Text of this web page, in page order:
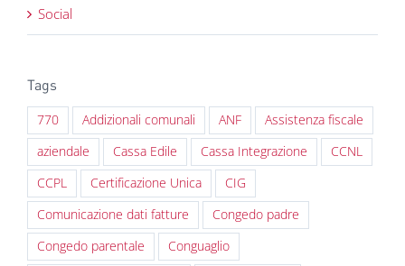
Social
Tags
770 Addizionali comunali ANF
Assistenza fiscale
aziendale
Cassa Edile Cassa Integrazione
CCNL
CCPL
Certificazione Unica
CIG
Comunicazione dati fatture
Congedo padre
Congedo parentale
Conguaglio